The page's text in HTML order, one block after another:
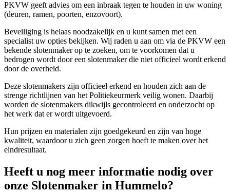
PKVW geeft advies om een inbraak tegen te houden in uw woning
(deuren, ramen, poorten, enzovoort).
Beveiliging is helaas noodzakelijk en u kunt samen met een
specialist uw opties bekijken. Wij raden u aan om via de PKVW een
bekende slotenmaker op te zoeken, om te voorkomen dat u
bedrogen wordt door een slotenmaker die niet officieel wordt erkend
door de overheid.
Deze slotenmakers zijn officieel erkend en houden zich aan de
strenge richtlijnen van het Politiekeurmerk veilig wonen. Daarbij
worden de slotenmakers dikwijls gecontroleerd en onderzocht op
het werk dat er wordt uitgevoerd.
Hun prijzen en materialen zijn goedgekeurd en zijn van hoge
kwaliteit, waardoor u zich geen zorgen hoeft te maken over het
eindresultaat.
Heeft u nog meer informatie nodig over
onze Slotenmaker in Hummelo?